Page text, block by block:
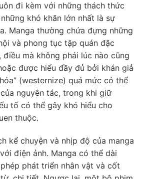
đi kèm với những thách thức
khó khăn lớn nhất là sự
Manga thường chứa đựng những
và phong tục tập quán đặc
điều mà không phải lúc nào cũng
được hiểu đầy đủ bởi khán giả
(westernize) quá mức có thể
nguyên tác, trong khi giữ
tố có thể gây khó hiểu cho
thuộc.
kể chuyện và nhịp độ của manga
điện ảnh. Manga có thể dài
phát triển nhân vật và cốt